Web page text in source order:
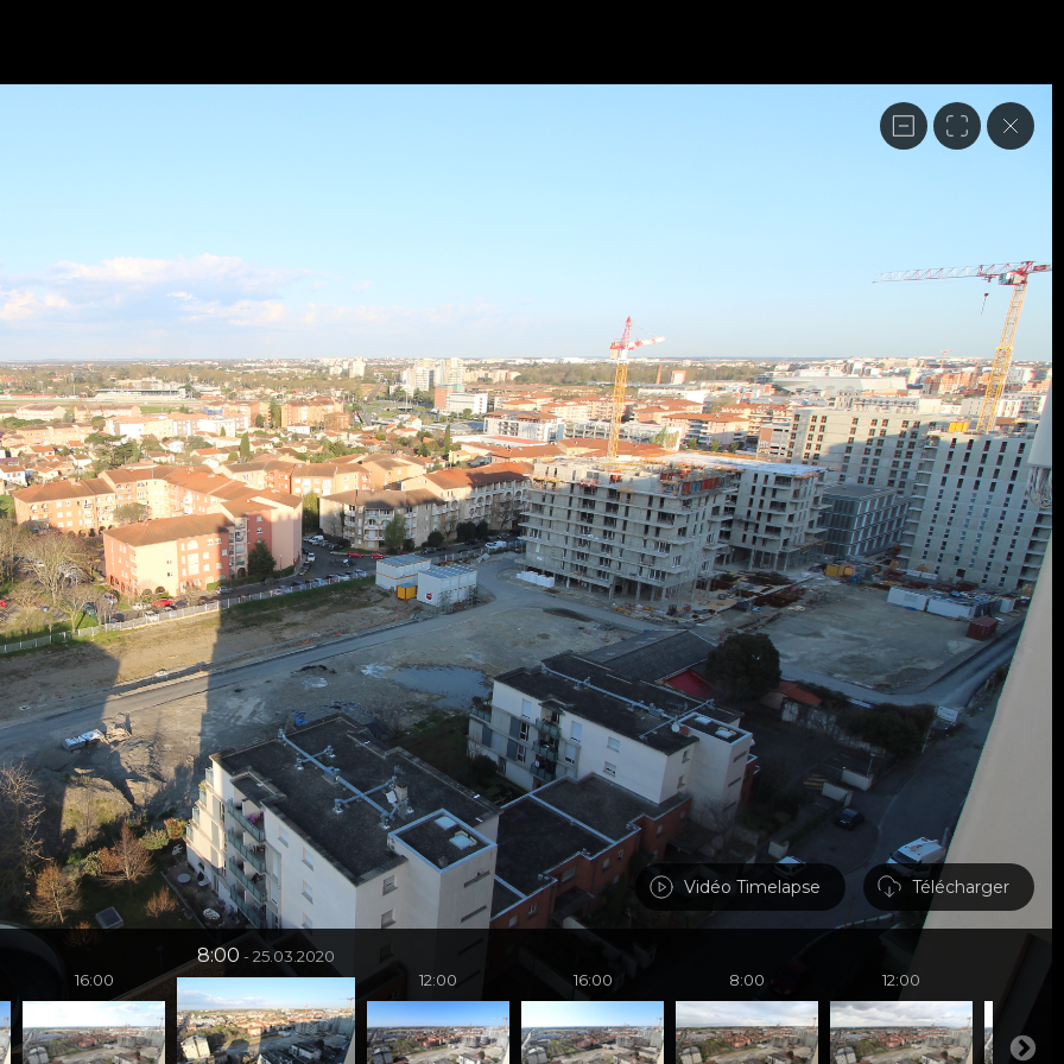
Vidéo Timelapse Télécharger
12:00
8:00
16:00
12:00
25.03.2020
8:00
16:00